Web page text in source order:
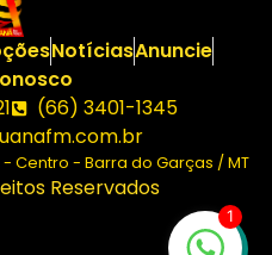
NotíciasAnuncie
(66) 3401-1345
Centro - Barra do Garças / MT
Reservados
1